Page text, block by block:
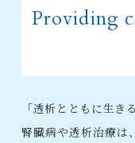
Providing
「透析とともに生き
腎臓病や透析治療は